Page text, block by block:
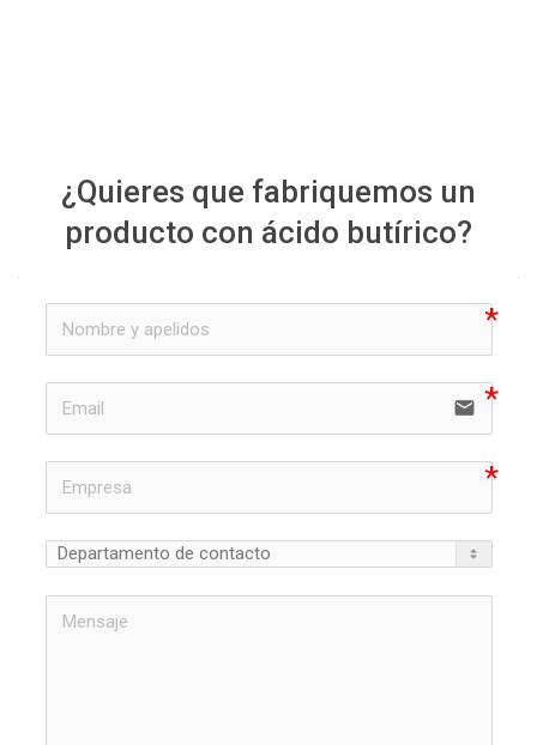
¿Quieres que fabriquemos un
producto con ácido butírico?
email